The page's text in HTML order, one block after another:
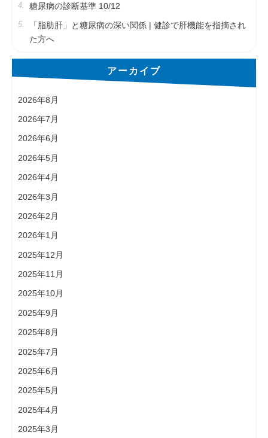
糖尿病の診断基準 10/12
「脂肪肝」と糖尿病の深い関係 | 健診で肝機能を指摘され
た方へ
アーカイブ
2026年8月
2026年7月
2026年6月
2026年5月
2026年4月
2026年3月
2026年2月
2026年1月
2025年12月
2025年11月
2025年10月
2025年9月
2025年8月
2025年7月
2025年6月
2025年5月
2025年4月
2025年3月